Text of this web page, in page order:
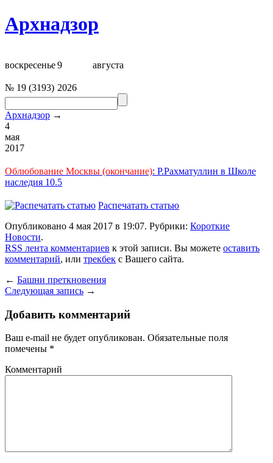
Архнадзор
воскресенье9 августа
№ 19 (3193) 2026
Архнадзор →
4
мая
2017
Облюбование Москвы (окончание): Р.Рахматуллин в Школе
наследия 10.5
Распечатать статью
Опубликовано 4 мая 2017 в 19:07. Рубрики: Короткие
Новости.
RSS лента комментариев к этой записи. Вы можете оставить
комментарий, или трекбек с Вашего сайта.
← Башни преткновения
Следующая запись →
Добавить комментарий
Ваш e-mail не будет опубликован. Обязательные поля
помечены *
Комментарий